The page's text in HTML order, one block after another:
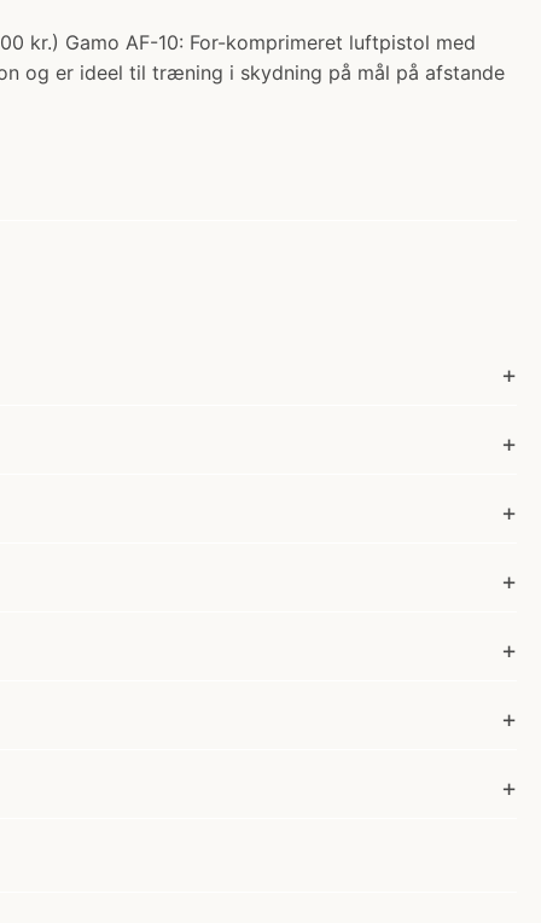
kr.) Gamo AF-10: For-komprimeret luftpistol med
og er ideel til træning i skydning på mål på afstande